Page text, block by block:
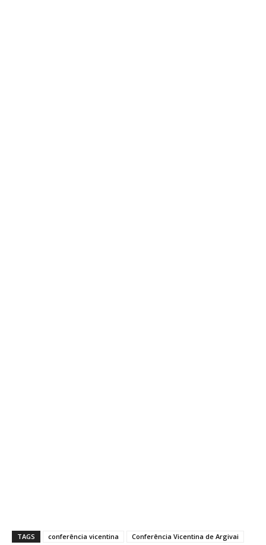
TAGS conferência vicentina Conferência Vicentina de Argivai